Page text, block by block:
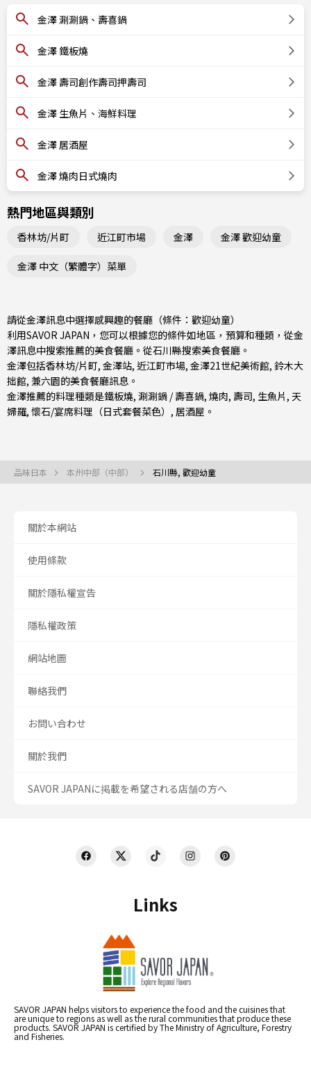
金澤 涮涮鍋、壽喜鍋
金澤 鐵板燒
金澤 壽司創作壽司押壽司
金澤 生魚片、海鮮料理
金澤 居酒屋
金澤 燒肉日式燒肉
熱門地區與類別
香林坊/片町 近江町市場 金澤 金澤 歡迎幼童
金澤 中文（繁體字）菜單
請從金澤訊息中選擇感興趣的餐廳（條件：歡迎幼童）
利用SAVOR JAPAN，您可以根據您的條件如地區，預算和種類，從金
澤訊息中搜索推薦的美食餐廳。從石川縣搜索美食餐廳。
金澤包括香林坊/片町, 金澤站, 近江町市場, 金澤21世紀美術館, 鈴木大
拙館, 兼六園的美食餐廳訊息。
金澤推薦的料理種類是鐵板燒, 涮涮鍋 / 壽喜鍋, 燒肉, 壽司, 生魚片 , 天
婦羅, 懷石/宴席料理（日式套餐菜色） , 居酒屋 。
品味日本 本州中部（中部） 石川縣, 歡迎幼童
Links
SAVOR JAPAN helps visitors to experience the food and the cuisines that
are unique to regions as well as the rural communities that produce these
products. SAVOR JAPAN is certified by The Ministry of Agriculture, Forestry
and Fisheries.
關於本網站
使用條款
關於隱私權宣告
隱私權政策
網站地圖
聯絡我們
お問い合わせ
關於我們
SAVOR JAPANに掲載を希望される店舗の方へ